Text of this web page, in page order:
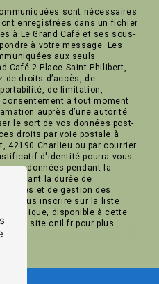
sont nécessaires
enregistrées dans un fichier
à Le Grand Café et ses sous-
à votre message. Les
aux seuls
Café 2 Place Saint-Philibert,
de droits d’accès, de
de limitation,
consentement à tout moment
auprès d’une autorité
le sort de vos données post-
droits par voie postale à
42190 Charlieu ou par courrier
d'identité pourra vous
vos données pendant la
pendant la durée de
et de gestion des
de vous inscrire sur la liste
disponible à cette
le site cnil.fr pour plus